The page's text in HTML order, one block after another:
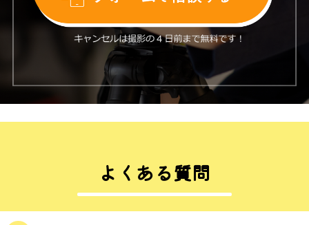
よくある質問